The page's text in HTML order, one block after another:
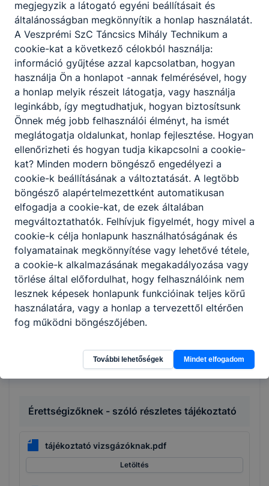
Letöltés
Érettségi utáni szakképzés osztályai -
2023/2024-es tanév
13_K.docx
Letöltés
13_M.docx
Letöltés
14_K.docx
Letöltés
Szakképzési ösztöndíj - 2024/2025
ÖSZTÖNDÍJ tájékoztató.pdf
Letöltés
Érettségizőknek - szóló részletes tájékoztató
tájékoztató vizsgázóknak.pdf
Letöltés
megjegyzik a látogató egyéni beállításait és
általánosságban megkönnyítik a honlap használatát.
A Veszprémi SzC Táncsics Mihály Technikum a
cookie-kat a következő célokból használja:
információ gyűjtése azzal kapcsolatban, hogyan
használja Ön a honlapot -annak felmérésével, hogy
a honlap melyik részeit látogatja, vagy használja
leginkább, így megtudhatjuk, hogyan biztosítsunk
Önnek még jobb felhasználói élményt, ha ismét
meglátogatja oldalunkat, honlap fejlesztése. Hogyan
ellenőrizheti és hogyan tudja kikapcsolni a cookie-
kat? Minden modern böngésző engedélyezi a
cookie-k beállításának a változtatását. A legtöbb
böngésző alapértelmezettként automatikusan
elfogadja a cookie-kat, de ezek általában
megváltoztathatók. Felhívjuk figyelmét, hogy mivel a
cookie-k célja honlapunk használhatóságának és
folyamatainak megkönnyítése vagy lehetővé tétele,
a cookie-k alkalmazásának megakadályozása vagy
törlése által előfordulhat, hogy felhasználóink nem
lesznek képesek honlapunk funkcióinak teljes körű
használatára, vagy a honlap a tervezettől eltérően
fog működni böngészőjében.
További lehetőségek Mindet elfogadom